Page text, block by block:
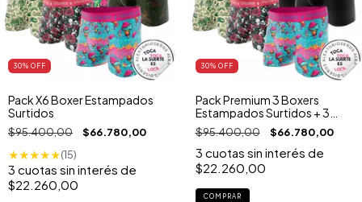
30% OFF
Pack X6 Boxer Estampados
Surtidos
$95.400,00 $66.780,00
★★★★★(15)
3 cuotas sin interés de
$22.260,00
30% OFF
Pack Premium 3 Boxers
Estampados Surtidos + 3
Boxers Clásicos
$95.400,00 $66.780,00
3 cuotas sin interés de
$22.260,00
COMPRAR